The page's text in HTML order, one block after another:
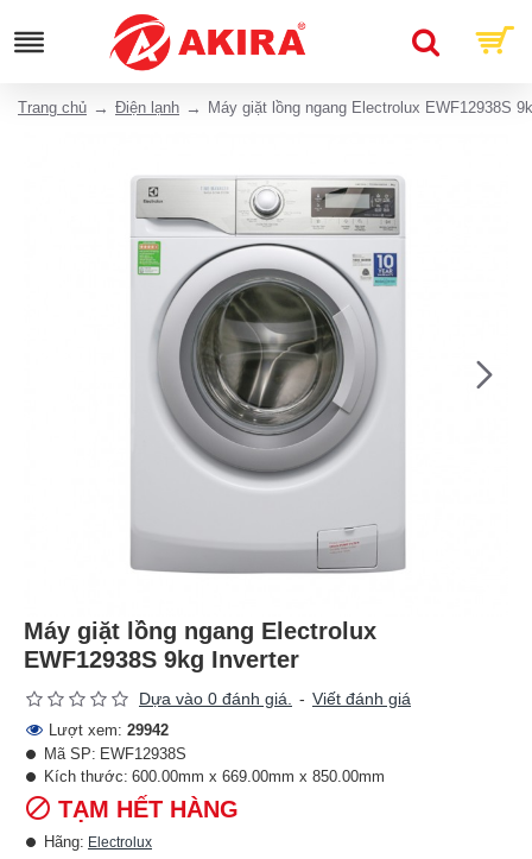
Trang chủ Điện lạnh Máy giặt lồng ngang Electrolux EWF12938S
Máy giặt lồng ngang Electrolux
EWF12938S 9kg Inverter
Dựa vào 0 đánh giá. - Viết đánh giá
Lượt xem: 29942
TẠM HẾT HÀNG
Hãng: Electrolux
Mã SP: EWF12938S
Kích thước: 600.00mm x 669.00mm x 850.00mm